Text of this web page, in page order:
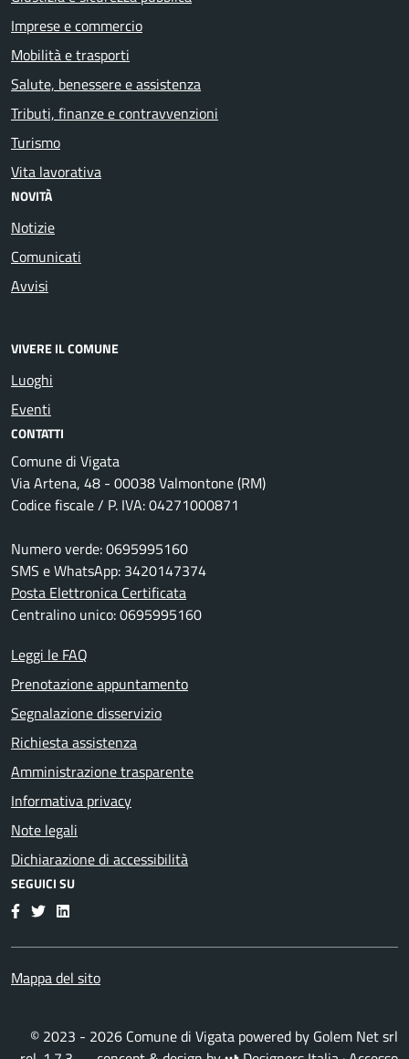
Imprese e commercio
Mobilità e trasporti
Salute, benessere e assistenza
Tributi, finanze e contravvenzioni
Turismo
Vita lavorativa
NOVITÀ
Notizie
Comunicati
Avvisi
VIVERE IL COMUNE
Luoghi
Eventi
CONTATTI
Comune di Vigata
Via Artena, 48 - 00038 Valmontone (RM)
Codice fiscale / P. IVA: 04271000871
Numero verde: 0695995160
SMS e WhatsApp: 3420147374
Posta Elettronica Certificata
Centralino unico: 0695995160
Leggi le FAQ
Prenotazione appuntamento
Segnalazione disservizio
Richiesta assistenza
Amministrazione trasparente
Informativa privacy
Note legali
Dichiarazione di accessibilità
SEGUICI SU
Facebook
TwitterLinkedIn
Mappa del sito
© 2023 - 2026 Comune di Vigata powered by Golem Net srl